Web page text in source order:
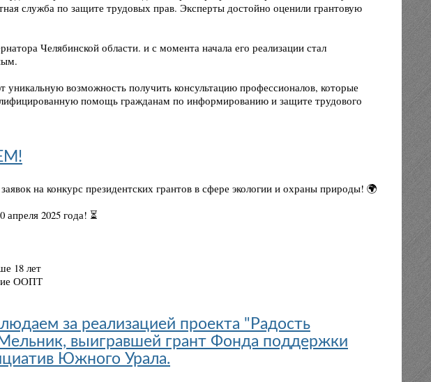
служба по защите трудовых прав. Эксперты достойно оценили грантовую
Челябинской области. и с момента начала его реализации стал
возможность получить консультацию профессионалов, которые
помощь гражданам по информированию и защите трудового
на конкурс президентских грантов в сфере экологии и охраны природы! 🌍
апреля 2025 года! ⏳
18 лет
ООПТ
за реализацией проекта "Радость
выигравшей грант Фонда поддержки
Южного Урала.